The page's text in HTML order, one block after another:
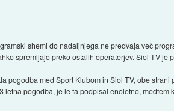
shemi do nadaljnjega ne predvaja več
spremljajo preko ostalih operaterjev. Siol TV
pogodba med Sport Klubom in Siol TV, obe
letna pogodba, je le ta podpisal enoletno,